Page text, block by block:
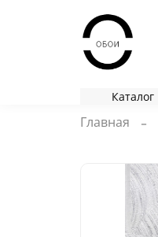
Каталог
Главная